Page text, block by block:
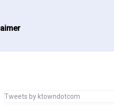
Tweets by ktowndotcom